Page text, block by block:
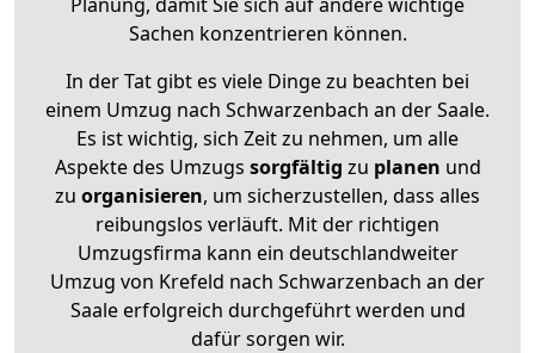
Sachen konzentrieren können.
In der Tat gibt es viele Dinge zu beachten bei
einem Umzug nach Schwarzenbach an der Saale.
Es ist wichtig, sich Zeit zu nehmen, um alle
Aspekte des Umzugs sorgfältig zu planen und
zu organisieren, um sicherzustellen, dass alles
reibungslos verläuft. Mit der richtigen
Umzugsfirma kann ein deutschlandweiter
Umzug von Krefeld nach Schwarzenbach an der
Saale erfolgreich durchgeführt werden und
dafür sorgen wir.